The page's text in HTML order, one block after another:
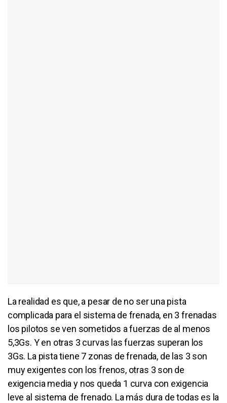
La realidad es que, a pesar de no ser una pista
complicada para el sistema de frenada, en 3 frenadas
los pilotos se ven sometidos a fuerzas de al menos
5,3Gs. Y en otras 3 curvas las fuerzas superan los
3Gs. La pista tiene 7 zonas de frenada, de las 3 son
muy exigentes con los frenos, otras 3 son de
exigencia media y nos queda 1 curva con exigencia
leve al sistema de frenado. La más dura de todas es la